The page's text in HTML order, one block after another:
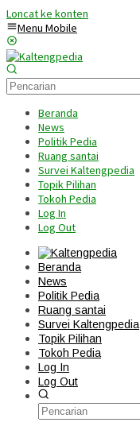
Loncat ke konten
Menu Mobile
Beranda
News
Politik Pedia
Ruang santai
Survei Kaltengpedia
Topik Pilihan
Tokoh Pedia
Log In
Log Out
Beranda
News
Politik Pedia
Ruang santai
Survei Kaltengpedia
Topik Pilihan
Tokoh Pedia
Log In
Log Out